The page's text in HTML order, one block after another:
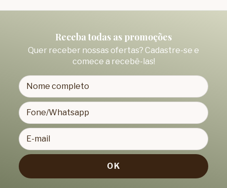
Receba todas as promoções
Quer receber nossas ofertas? Cadastre-se e
comece a recebê-las!